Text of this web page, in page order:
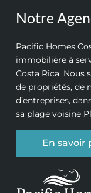
Notre
Pacific Homes
immobilière à
Costa Rica. Nous
de propriétés, de
d’entreprises,
sa plage voisine
En savoir